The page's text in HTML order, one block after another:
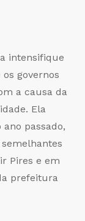
intensifique
governos
a causa da
Ela
passado,
Pires e em
prefeitura